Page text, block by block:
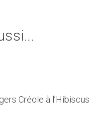
Créole à l’Hibiscus